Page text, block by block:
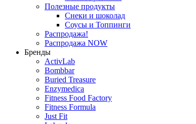
Полезные продукты
Снеки и шоколад
Соусы и Топпинги
Распродажа!
Распродажа NOW
Бренды
ActivLab
Bombbar
Buried Treasure
Enzymedica
Fitness Food Factory
Fitness Formula
Just Fit